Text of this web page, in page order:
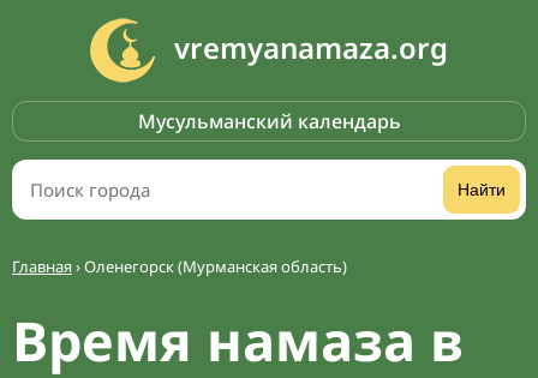
vremyanamaza.org
Мусульманский календарь
Найти
Главная›Оленегорск (Мурманская область)
Время намаза в